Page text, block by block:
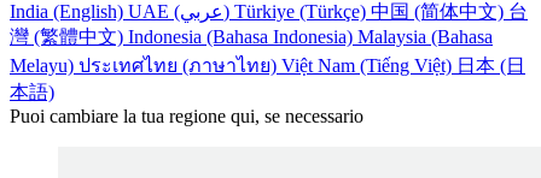
India (English)
UAE (عربي) Türkiye (Türkçe) 中国 (简体中文) 台
灣 (繁體中文) Indonesia (Bahasa Indonesia) Malaysia (Bahasa
Melayu) ประเทศไทย (ภาษาไทย) Việt Nam (Tiếng Việt) 日本 (日
本語)
Puoi cambiare la tua regione qui, se necessario